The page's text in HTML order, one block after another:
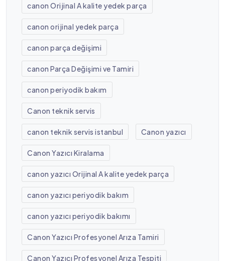
canon Orijinal A kalite yedek parça
canon orijinal yedek parça
canon parça değişimi
canon Parça Değişimi ve Tamiri
canon periyodik bakım
Canon teknik servis
canon teknik servis istanbul Canon yazıcı
Canon Yazıcı Kiralama
canon yazıcı Orijinal A kalite yedek parça
canon yazıcı periyodik bakım
canon yazıcı periyodik bakımı
Canon Yazıcı Profesyonel Arıza Tamiri
Canon Yazıcı Profesyonel Arıza Tespiti